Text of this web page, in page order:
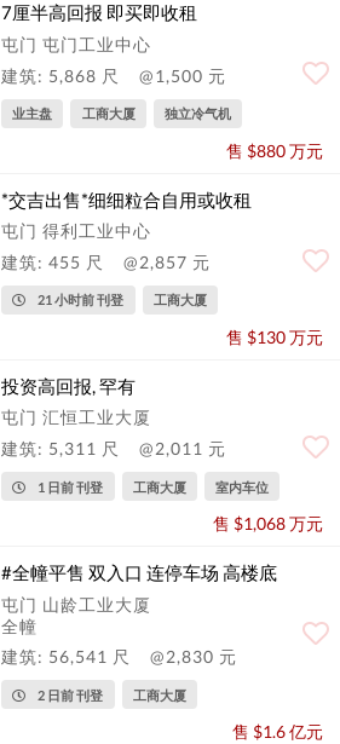
7厘半高回报 即买即收租
屯门 屯门工业中心
建筑: 5,868 尺
@1,500 元
业主盘 工商大厦 独立冷气机
售 $880 万元
*交吉出售*细细粒合自用或收租
屯门 得利工业中心
建筑: 455 尺
@2,857 元
21 小时前 刊登 工商大厦
售 $130 万元
投资高回报, 罕有
屯门 汇恒工业大厦
建筑: 5,311 尺
@2,011 元
1 日前 刊登 工商大厦 室内车位
售 $1,068 万元
#全幢平售 双入口 连停车场 高楼底
屯门 山龄工业大厦
全幢
建筑: 56,541 尺
@2,830 元
2 日前 刊登 工商大厦
售 $1.6 亿元